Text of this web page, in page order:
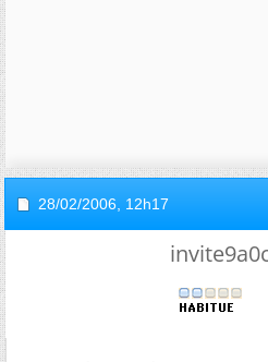
28/02/2006, 12h17